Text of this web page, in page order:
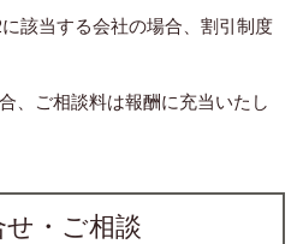
該当する会社の場合、割引制度
、ご相談料は報酬に充当いたし
せ・ご相談